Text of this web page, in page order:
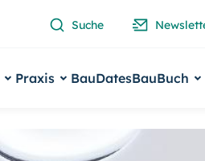
Suche
Praxis BauDatesBauBuch